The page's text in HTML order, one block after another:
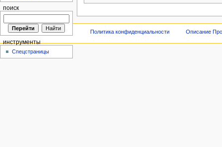
поиск
инструменты
Спецстраницы
Политика конфиденциальности Описание